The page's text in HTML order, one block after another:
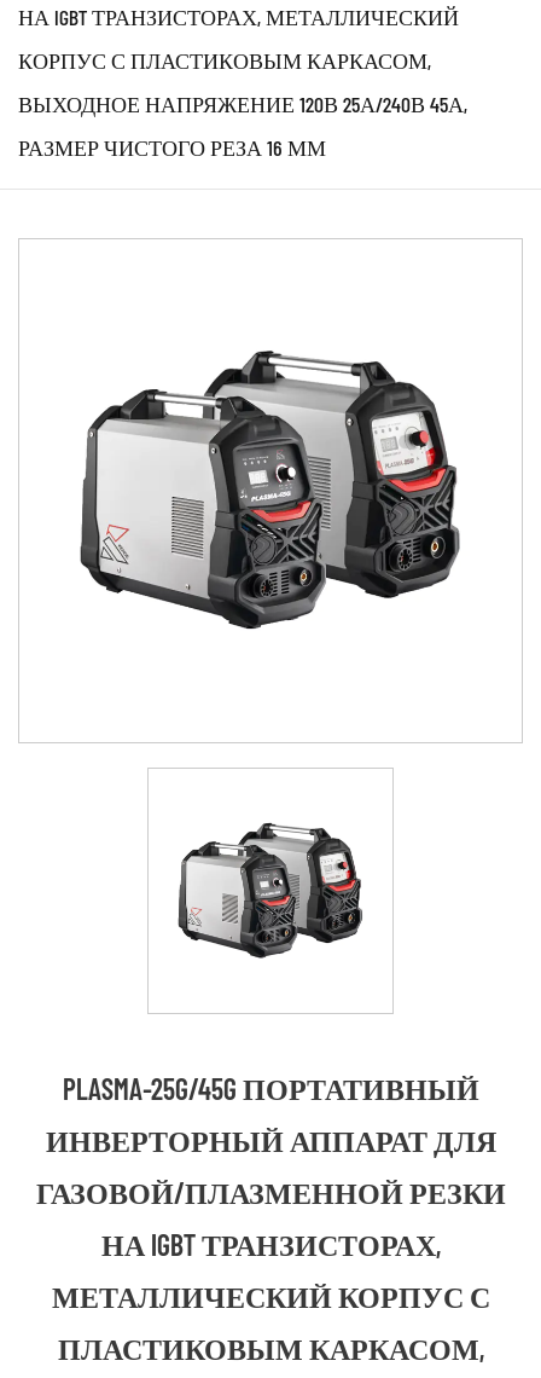
НА IGBT ТРАНЗИСТОРАХ, МЕТАЛЛИЧЕСКИЙ
КОРПУС С ПЛАСТИКОВЫМ КАРКАСОМ,
ВЫХОДНОЕ НАПРЯЖЕНИЕ 120В 25А/240В 45А,
РАЗМЕР ЧИСТОГО РЕЗА 16 ММ
PLASMA-25G/45G ПОРТАТИВНЫЙ
ИНВЕРТОРНЫЙ АППАРАТ ДЛЯ
ГАЗОВОЙ/ПЛАЗМЕННОЙ РЕЗКИ
НА IGBT ТРАНЗИСТОРАХ,
МЕТАЛЛИЧЕСКИЙ КОРПУС С
ПЛАСТИКОВЫМ КАРКАСОМ,